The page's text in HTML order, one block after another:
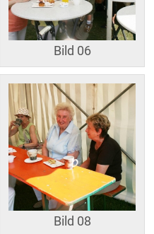
Bild 06
Bild 08